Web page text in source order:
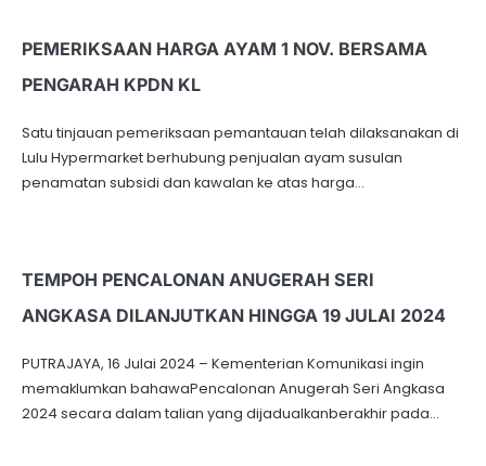
PEMERIKSAAN HARGA AYAM 1 NOV. BERSAMA
PENGARAH KPDN KL
Satu tinjauan pemeriksaan pemantauan telah dilaksanakan di
Lulu Hypermarket berhubung penjualan ayam susulan
penamatan subsidi dan kawalan ke atas harga…
TEMPOH PENCALONAN ANUGERAH SERI
ANGKASA DILANJUTKAN HINGGA 19 JULAI 2024
PUTRAJAYA, 16 Julai 2024 – Kementerian Komunikasi ingin
memaklumkan bahawaPencalonan Anugerah Seri Angkasa
2024 secara dalam talian yang dijadualkanberakhir pada…